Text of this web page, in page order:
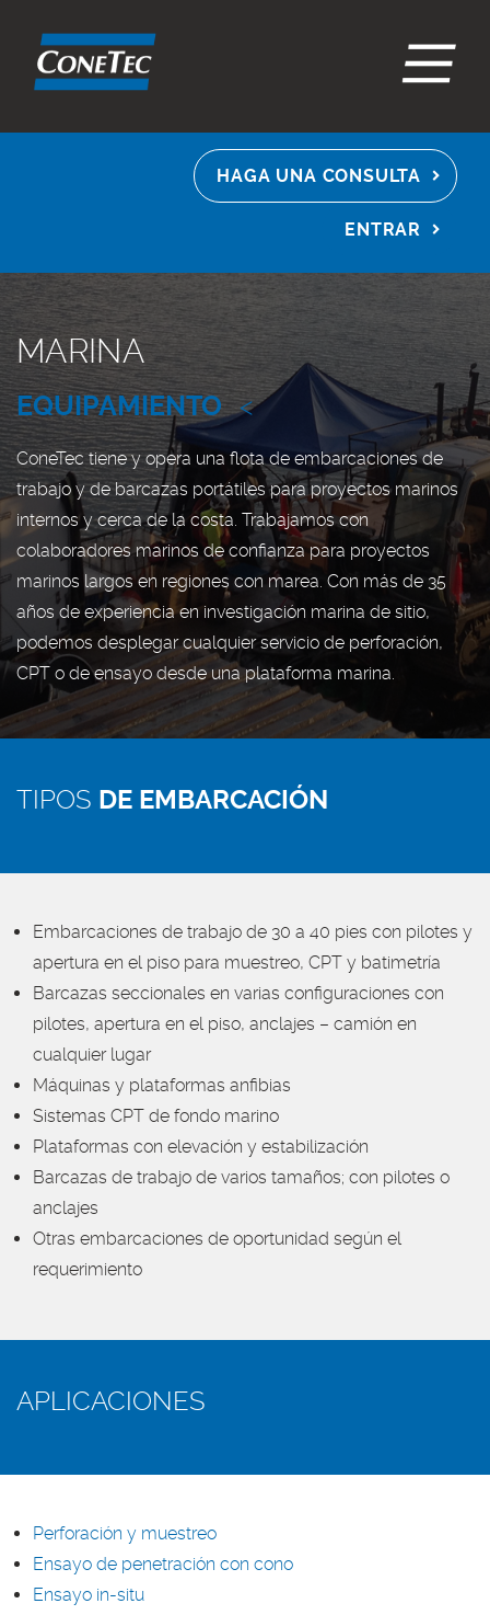
HAGA UNA CONSULTA
ENTRAR
MARINA
EQUIPAMIENTO <
ConeTec tiene y opera una flota de embarcaciones de
trabajo y de barcazas portátiles para proyectos marinos
internos y cerca de la costa. Trabajamos con
colaboradores marinos de confianza para proyectos
marinos largos en regiones con marea. Con más de 35
años de experiencia en investigación marina de sitio,
podemos desplegar cualquier servicio de perforación,
CPT o de ensayo desde una plataforma marina.
TIPOS DE EMBARCACIÓN
Embarcaciones de trabajo de 30 a 40 pies con pilotes y
apertura en el piso para muestreo, CPT y batimetría
Barcazas seccionales en varias configuraciones con
pilotes, apertura en el piso, anclajes – camión en
cualquier lugar
Máquinas y plataformas anfibias
Sistemas CPT de fondo marino
Plataformas con elevación y estabilización
Barcazas de trabajo de varios tamaños; con pilotes o
anclajes
Otras embarcaciones de oportunidad según el
requerimiento
APLICACIONES
Perforación y muestreo
Ensayo de penetración con cono
Ensayo in-situ